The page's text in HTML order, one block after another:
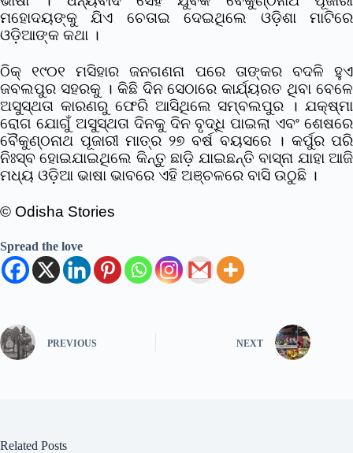
ମହୋଦୟଙ୍କୁ ଯିଏ ଚେତାଇ ଦେଇଥିଲେ ଓଡ଼ିଶା ମାଟିରେ
ଓଡ଼ିଆଙ୍କ କଥା ।
ଠିକ୍ ୧୯୦୧ ମସିହାର ଜନଗଣନା ପରେ ତାଙ୍କର ବଦଳି ହୁଏ
ଜବଲପୁର ସହରକୁ । କିଛି ଦିନ ସେଠାରେ କାର୍ଯ୍ୟରତ ଥିବା ବେଳେ
ଅସୁସ୍ଥତା କାରଣରୁ ଫେରି ଆସିଥିଲେ ସମ୍ବଲପୁର । ଯକ୍ଷ୍ମା
ରୋଗ ଯୋଗୁଁ ଅସୁସ୍ଥତା ଦିନକୁ ଦିନ ବୃଦ୍ଧି ପାଇଲା ଏବଂ ଶେଷରେ
ବୈକୁଣ୍ଠନାଥ ପୂଜାରୀ ମାତ୍ର ୨୭ ବର୍ଷ ବୟସରେ । କର୍ପୁର ପରି
ନିଃସ୍ବ ହୋଇଯାଇଥିଲେ କିନ୍ତୁ ଛାଡ଼ି ଯାଇଛନ୍ତି ବାସ୍ନା ଯାହା ଆଜି
ମଧ୍ୟ ଓଡ଼ିଆ ଭାଷା ଭାବରେ ଏହି ଅଞ୍ଚଳରେ ବାସି ଉଠୁଛି ।
©️ Odisha Stories
Spread the love
PREVIOUS NEXT
Related Posts